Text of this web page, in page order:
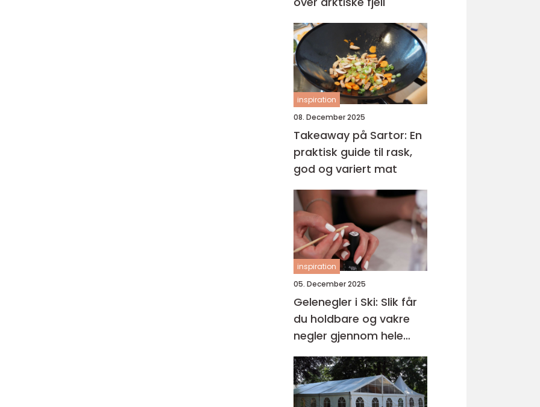
inspiration
08. December 2025
Takeaway på Sartor: En
praktisk guide til rask,
god og variert mat
inspiration
05. December 2025
Gelenegler i Ski: Slik får
du holdbare og vakre
negler gjennom hele
året